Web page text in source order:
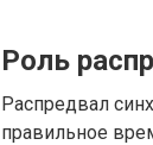
Роль
Распредвал
правильное